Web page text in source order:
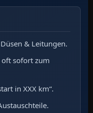
& Leitungen.
oft sofort zum
in XXX km“.